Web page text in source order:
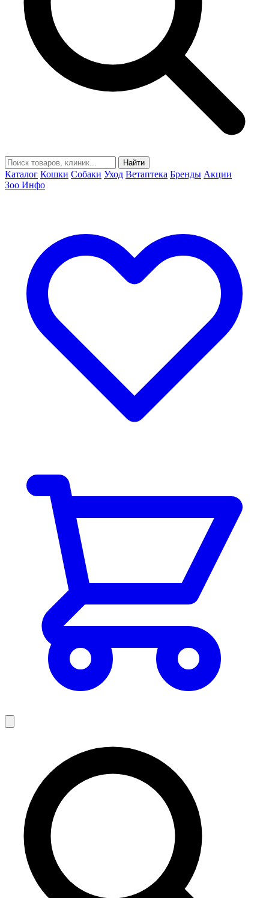
Найти
Каталог Кошки Собаки Уход Ветаптека Бренды Акции
Зоо Инфо